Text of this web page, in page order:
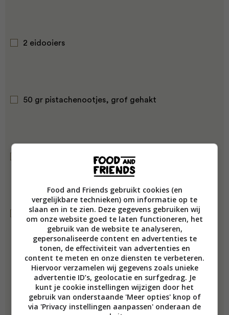
2 eidooiers
50 gr pistachenootjes, grof gehakt
pitjes van 1 granaatappel
Food and Friends gebruikt cookies (en
vergelijkbare technieken) om informatie op te
slaan en in te zien. Deze gegevens gebruiken wij
om onze website goed te laten functioneren, het
gebruik van de website te analyseren,
gepersonaliseerde content en advertenties te
tonen, de effectiviteit van advertenties en
content te meten en onze diensten te verbeteren.
Hiervoor verzamelen wij gegevens zoals unieke
advertentie ID’s, geolocatie en surfgedrag. Je
kunt je cookie instellingen wijzigen door het
gebruik van onderstaande 'Meer opties' knop of
via 'Privacy instellingen aanpassen' onderaan de